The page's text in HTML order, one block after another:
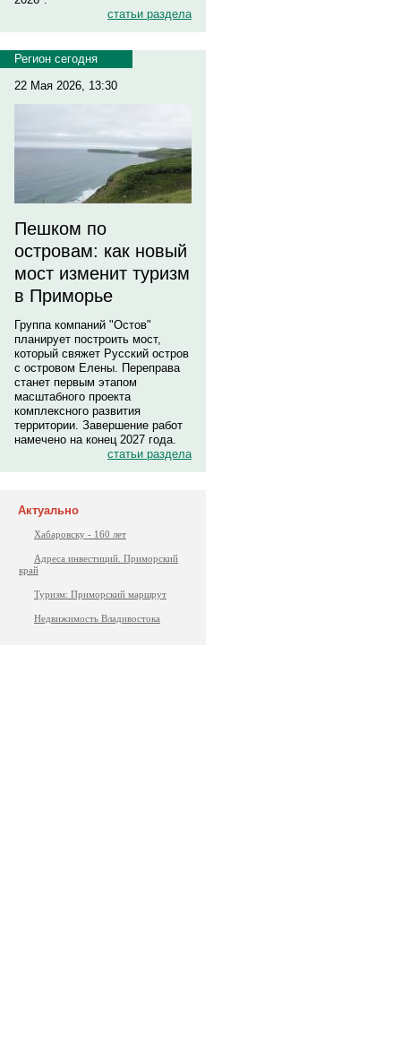
статьи раздела
Регион сегодня
22 Мая 2026, 13:30
Пешком по
островам: как новый
мост изменит туризм
в Приморье
Группа компаний "Остов"
планирует построить мост,
который свяжет Русский остров
с островом Елены. Переправа
станет первым этапом
масштабного проекта
комплексного развития
территории. Завершение работ
намечено на конец 2027 года.
статьи раздела
Актуально
Хабаровску - 160 лет
Адреса инвестиций. Приморский
край
Туризм: Приморский маршрут
Недвижимость Владивостока